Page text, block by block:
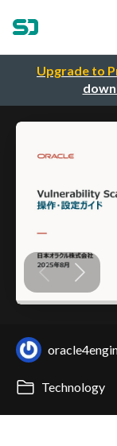
Upgrade to
Technology